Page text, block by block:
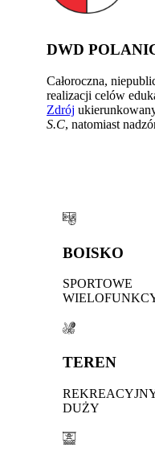
DWD
Całoroczna,
realizacji celów
Zdrój
S.C, natomiast
BOISKO
SPORTOWE
TEREN
DUŻY